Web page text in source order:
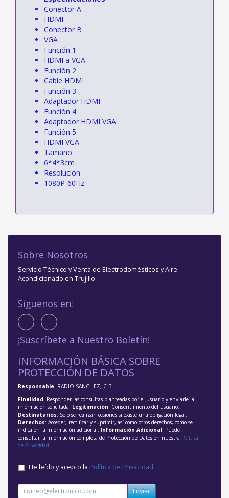
Conector A
HDMI
Conector B
VGA
Función 1
HDMI a VGA
Función 2
Cable HDMI
Función 3
Adaptador HDMI
Función 4
Adaptador HDMI VGA
Función 5
HDMI VGA
Tamaño
6*4*3cm
Resolución
1080P-60Hz
Sobre Nosotros
Servicio Técnico y Venta de Electrodomésticos y Aire
Acondicionado en Trujillo
Síguenos en:
¡Suscríbete a Nuestro Boletín!
INFORMACIÓN BÁSICA SOBRE
PROTECCIÓN DE DATOS
Responsable: RADIO SANCHEZ, C.B.
Finalidad: Responder las consultas planteadas por el usuario y enviarle la
información solicitada; Legitimación: Consentimiento del usuario;
Destinatarios: Solo se realizan cesiones si existe una obligación legal;
Derechos: Acceder, rectificar y suprimir, así como otros derechos, como se
indica en la información adicional; Información Adicional: Puede
consultar la información completa de Protección de Datos en nuestra Política
de Privacidad
He leído y acepto la Política de Privacidad.
Enviar